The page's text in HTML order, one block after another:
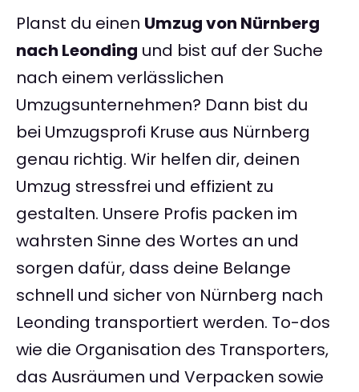
Planst du einen Umzug von Nürnberg
nach Leonding und bist auf der Suche
nach einem verlässlichen
Umzugsunternehmen? Dann bist du
bei Umzugsprofi Kruse aus Nürnberg
genau richtig. Wir helfen dir, deinen
Umzug stressfrei und effizient zu
gestalten. Unsere Profis packen im
wahrsten Sinne des Wortes an und
sorgen dafür, dass deine Belange
schnell und sicher von Nürnberg nach
Leonding transportiert werden. To-dos
wie die Organisation des Transporters,
das Ausräumen und Verpacken sowie